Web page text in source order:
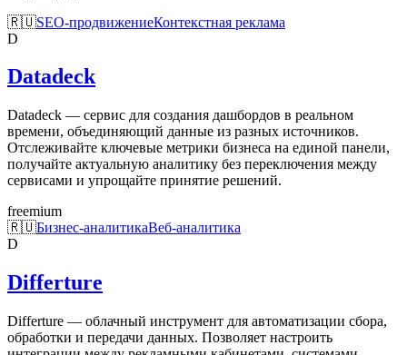
🇷🇺SEO-продвижениеКонтекстная реклама
D
Datadeck
Datadeck — сервис для создания дашбордов в реальном
времени, объединяющий данные из разных источников.
Отслеживайте ключевые метрики бизнеса на единой панели,
получайте актуальную аналитику без переключения между
сервисами и упрощайте принятие решений.
freemium
🇷🇺Бизнес-аналитикаВеб-аналитика
D
Differture
Differture — облачный инструмент для автоматизации сбора,
обработки и передачи данных. Позволяет настроить